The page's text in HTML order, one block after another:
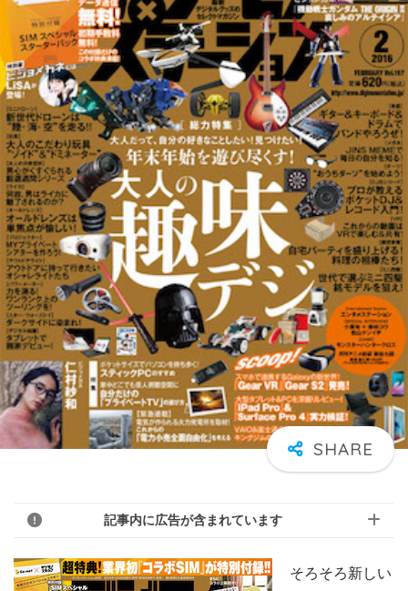
記事内に広告が含まれています
そろそろ新しい